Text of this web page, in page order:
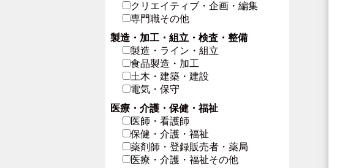
クリエイティブ・企画・編集
専門職その他
製造・加工・組立・検査・整備
製造・ライン・組立
食品製造・加工
土木・建築・建設
電気・保守
医療・介護・保健・福祉
医師・看護師
保健・介護・福祉
薬剤師・登録販売者・薬局
医療・介護・福祉その他